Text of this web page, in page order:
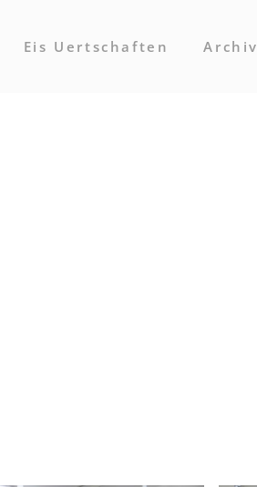
Eis Uertschaften